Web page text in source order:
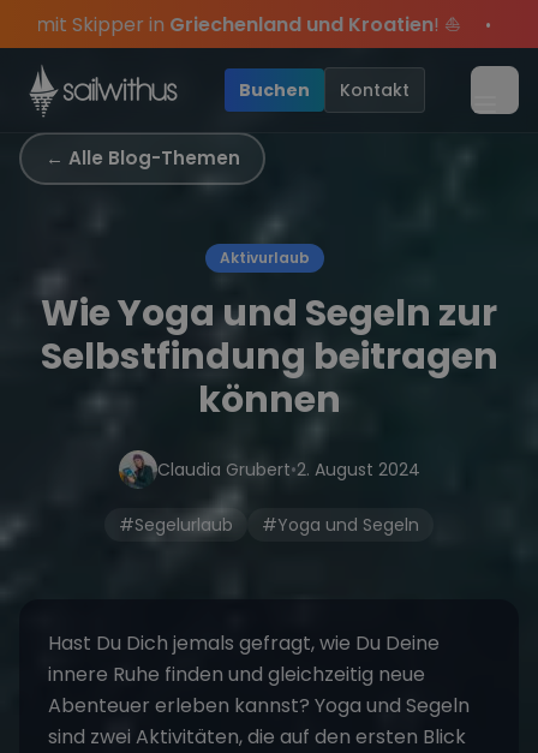
Skip to content
und Kroatien! ⛵ • ⚓Sommer-Special: Mit
Sichere Dir jetztDein Meilenbuch und Deine
exklusive Angebote mehr Sowie20€ Rabatt auf
Jahres, sei dabei. Season Closing Party 2026!
Buchen Kontakt
← Alle Blog-Themen
Aktivurlaub
Wie Yoga und Segeln zur
Selbstfindung beitragen
können
Claudia Grubert•2. August 2024
#Segelurlaub #Yoga und Segeln
Hast Du Dich jemals gefragt, wie Du Deine
innere Ruhe finden und gleichzeitig neue
Abenteuer erleben kannst? Yoga und Segeln
sind zwei Aktivitäten, die auf den ersten Blick